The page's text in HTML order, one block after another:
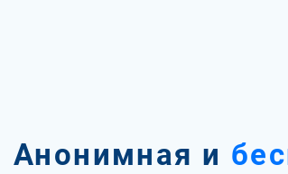
Анонимная и